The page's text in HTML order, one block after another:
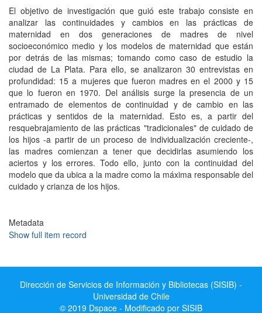
El objetivo de investigación que guió este trabajo consiste en
analizar las continuidades y cambios en las prácticas de
maternidad en dos generaciones de madres de nivel
socioeconómico medio y los modelos de maternidad que están
por detrás de las mismas; tomando como caso de estudio la
ciudad de La Plata. Para ello, se analizaron 30 entrevistas en
profundidad: 15 a mujeres que fueron madres en el 2000 y 15
que lo fueron en 1970. Del análisis surge la presencia de un
entramado de elementos de continuidad y de cambio en las
prácticas y sentidos de la maternidad. Esto es, a partir del
resquebrajamiento de las prácticas "tradicionales" de cuidado de
los hijos -a partir de un proceso de individualización creciente-,
las madres comienzan a tener que decidirlas asumiendo los
aciertos y los errores. Todo ello, junto con la continuidad del
modelo que da ubica a la madre como la máxima responsable del
cuidado y crianza de los hijos.
Metadata
Show full item record
Dirección de Servicios de Información y Bibliotecas (SISIB) -
Universidad de Chile
© 2019 Dspace - Modificado por SISIB